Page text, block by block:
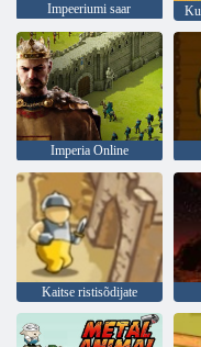
Impeeriumi saar
Imperia Online
Kaitse ristisõdijate